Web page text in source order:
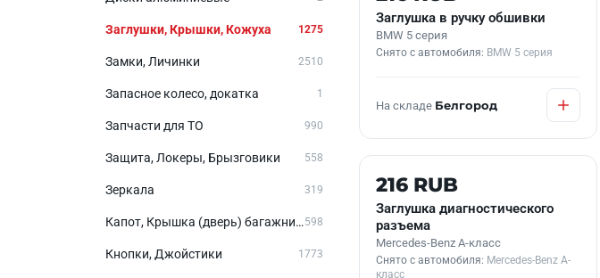
Заглушки, Крышки, Кожуха 1275
Замки, Личинки 2510
Запасное колесо, докатка 1
Запчасти для ТО 990
Защита, Локеры, Брызговики 558
Зеркала 319
Капот, Крышка (дверь) багажника598
Кнопки, Джойстики 1773
Заглушка в ручку обшивки
BMW 5 серия
Снято с автомобиля: BMW 5 серия
На складе Белгород
Б/У В НАЛИЧИИ
216 RUB
Заглушка диагностического
разъема
Mercedes-Benz A-класс
Снято с автомобиля: Mercedes-Benz A-
класс